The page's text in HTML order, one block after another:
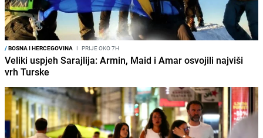
/BOSNA I HERCEGOVINA I PRIJE OKO 7H
Veliki uspjeh Sarajlija: Armin, Maid i Amar osvojili najviši
vrh Turske